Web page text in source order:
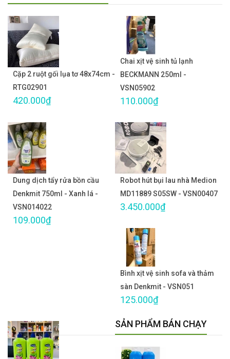
Cặp 2 ruột gối lụa tơ 48x74cm -
RTG02901
420.000₫
Chai xịt vệ sinh tủ lạnh
BECKMANN 250ml -
VSN05902
110.000₫
Dung dịch tẩy rửa bồn cầu
Denkmit 750ml - Xanh lá -
VSN014022
109.000₫
Robot hút bụi lau nhà Medion
MD11889 S05SW - VSN00407
3.450.000₫
Bình xịt vệ sinh sofa và thảm
sàn Denkmit - VSN051
125.000₫
SẢN PHẨM BÁN CHẠY